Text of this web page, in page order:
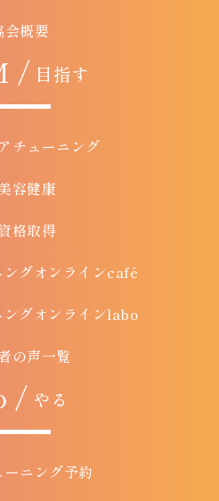
会概要
/ 目指す
チューニング
容健康
格取得
ングオンラインcafé
ングオンラインlabo
者の声一覧
/ やる
ーニング予約